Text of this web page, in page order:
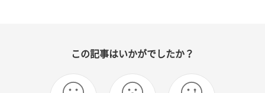
この記事はいかがでしたか？